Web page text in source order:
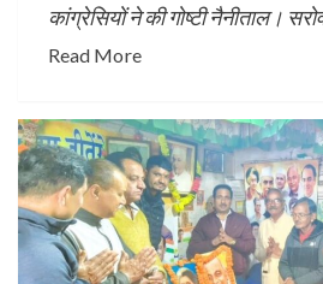
कांग्रेसियों ने की गोष्टी नैनीताल।
Read More